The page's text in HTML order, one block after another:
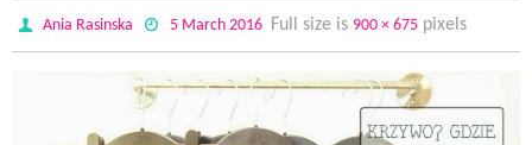
Ania Rasinska 5 March 2016 Full size is 900 × 675pixels